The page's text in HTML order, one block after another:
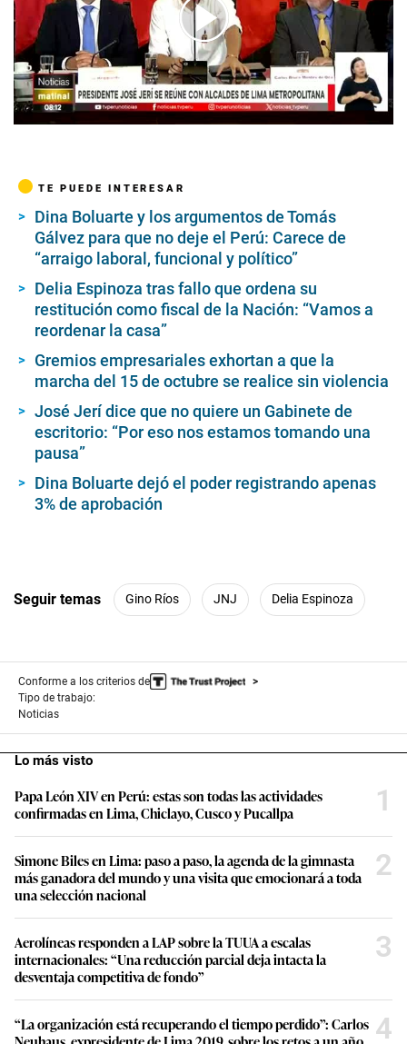
00:00/03:55
TE PUEDE INTERESAR
Dina Boluarte y los argumentos de Tomás
Gálvez para que no deje el Perú: Carece de
“arraigo laboral, funcional y político”
Delia Espinoza tras fallo que ordena su
restitución como fiscal de la Nación: “Vamos a
reordenar la casa”
Gremios empresariales exhortan a que la
marcha del 15 de octubre se realice sin violencia
José Jerí dice que no quiere un Gabinete de
escritorio: “Por eso nos estamos tomando una
pausa”
Dina Boluarte dejó el poder registrando apenas
3% de aprobación
Seguir temas Gino Ríos JNJ Delia Espinoza
Conforme a los criterios de
Tipo de trabajo:
Noticias
Lo más visto
Papa León XIV en Perú: estas son todas las actividades
confirmadas en Lima, Chiclayo, Cusco y Pucallpa
1
Simone Biles en Lima: paso a paso, la agenda de la gimnasta
más ganadora del mundo y una visita que emocionará a toda
una selección nacional
2
Aerolíneas responden a LAP sobre la TUUA a escalas
internacionales: “Una reducción parcial deja intacta la
desventaja competitiva de fondo”
3
“La organización está recuperando el tiempo perdido”: Carlos 4